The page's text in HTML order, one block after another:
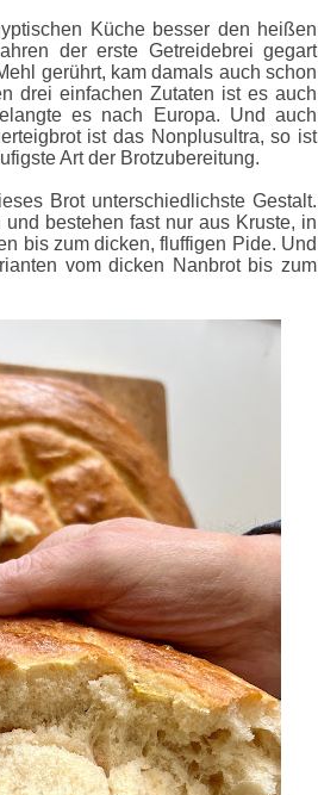
Küche besser den heißen
der erste Getreidebrei gegart
gerührt, kam damals auch schon
drei einfachen Zutaten ist es auch
es nach Europa. Und auch
ist das Nonplusultra, so ist
Art der Brotzubereitung.
Brot unterschiedlichste Gestalt.
bestehen fast nur aus Kruste, in
bis zum dicken, fluffigen Pide. Und
vom dicken Nanbrot bis zum